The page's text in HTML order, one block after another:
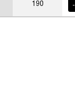
190 -